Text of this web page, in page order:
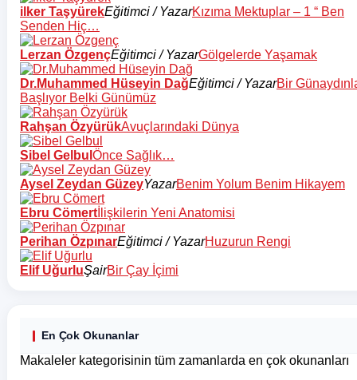
ilker TaşyürekEğitimci / YazarKızıma Mektuplar – 1 “ Ben
Senden Hiç…
Lerzan ÖzgençEğitimci / YazarGölgelerde Yaşamak
Dr.Muhammed Hüseyin DağEğitimci / YazarBir
Başlıyor Belki Günümüz
Rahşan ÖzyürükAvuçlarındaki Dünya
Sibel Gelbul Önce Sağlık…
Aysel Zeydan GüzeyYazarBenim Yolum Benim Hikayem
Ebru Cömert İlişkilerin Yeni Anatomisi
Perihan ÖzpınarEğitimci / YazarHuzurun Rengi
Elif UğurluŞairBir Çay İçimi
En Çok Okunanlar
Makaleler kategorisinin tüm zamanlarda en çok okunanları